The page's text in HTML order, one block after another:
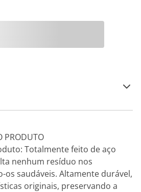
PRODUTO
Totalmente feito de aço
nenhum resíduo nos
os saudáveis. Altamente durável,
originais, preservando a